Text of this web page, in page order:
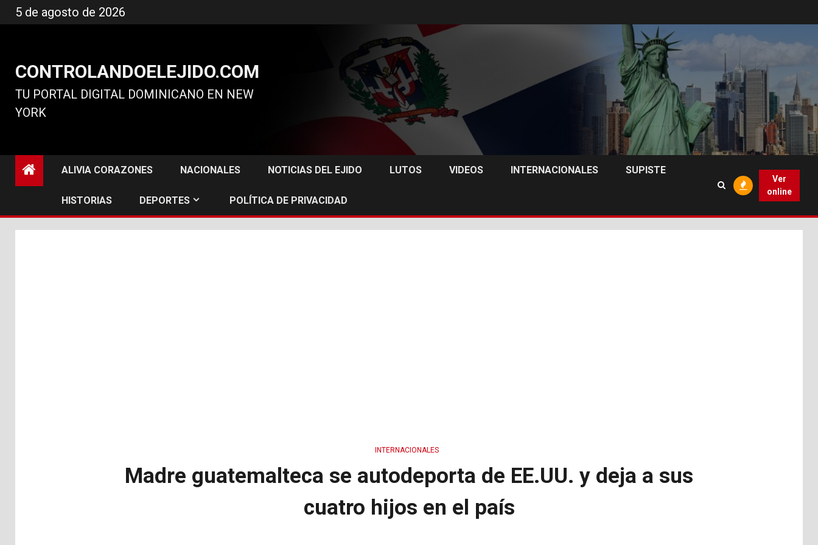
al
5 de agosto de 2026
CONTROLANDOELEJIDO.COM
TU PORTAL DIGITAL DOMINICANO EN NEW
YORK
ALIVIA CORAZONES NACIONALES NOTICIAS DEL EJIDO LUTOS VIDEOS INTERNACIONALES SUPISTE
HISTORIAS DEPORTES POLÍTICA DE PRIVACIDAD
Ver
online
INTERNACIONALES
Madre guatemalteca se autodeporta de EE.UU. y deja a sus
cuatro hijos en el país